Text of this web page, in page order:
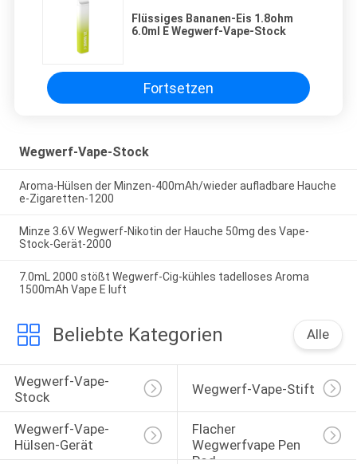
Flüssiges Bananen-Eis 1.8ohm
6.0ml E Wegwerf-Vape-Stock
Fortsetzen
Wegwerf-Vape-Stock
Aroma-Hülsen der Minzen-400mAh/wieder aufladbare Hauche
e-Zigaretten-1200
Minze 3.6V Wegwerf-Nikotin der Hauche 50mg des Vape-
Stock-Gerät-2000
7.0mL 2000 stößt Wegwerf-Cig-kühles tadelloses Aroma
1500mAh Vape E luft
Beliebte Kategorien Alle
Wegwerf-Vape-
Stock
Wegwerf-Vape-Stift
Wegwerf-Vape-
Hülsen-Gerät
Flacher
Wegwerfvape Pen
Pod